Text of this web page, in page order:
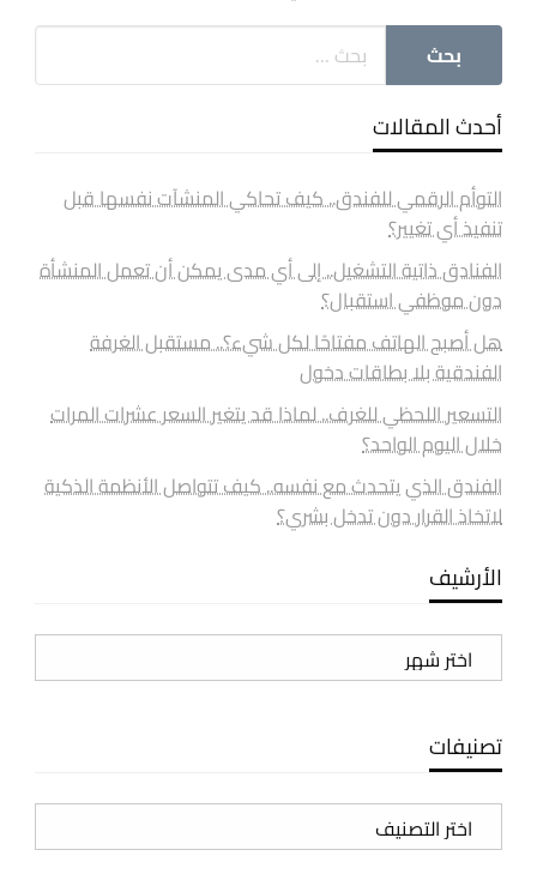
أحدث المقالات
التوأم الرقمي للفندق.. كيف تحاكي المنشآت نفسها قبل
تنفيذ أي تغيير؟
الفنادق ذاتية التشغيل.. إلى أي مدى يمكن أن تعمل المنشأة
دون موظفي استقبال؟
هل أصبح الهاتف مفتاحًا لكل شيء؟.. مستقبل الغرفة
الفندقية بلا بطاقات دخول
التسعير اللحظي للغرف.. لماذا قد يتغير السعر عشرات المرات
خلال اليوم الواحد؟
الفندق الذي يتحدث مع نفسه.. كيف تتواصل الأنظمة الذكية
لاتخاذ القرار دون تدخل بشري؟
الأرشيف
الأرشيف
تصنيفات
تصنيفات